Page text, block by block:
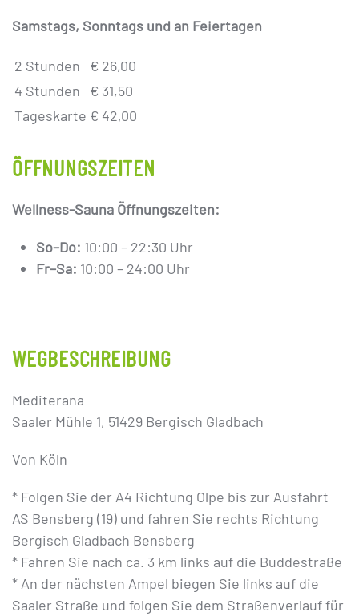
Samstags, Sonntags und an Feiertagen
2 Stunden € 26,00
4 Stunden
€ 31,50
Tageskarte € 42,00
ÖFFNUNGSZEITEN
Wellness-Sauna Öffnungszeiten:
So–Do: 10:00 – 22:30 Uhr
Fr–Sa: 10:00 – 24:00 Uhr
WEGBESCHREIBUNG
Mediterana
Saaler Mühle 1, 51429 Bergisch Gladbach
Von Köln
* Folgen Sie der A4 Richtung Olpe bis zur Ausfahrt
AS Bensberg (19) und fahren Sie rechts Richtung
Bergisch Gladbach Bensberg
* Fahren Sie nach ca. 3 km links auf die Buddestraße
* An der nächsten Ampel biegen Sie links auf die
Saaler Straße und folgen Sie dem Straßenverlauf für